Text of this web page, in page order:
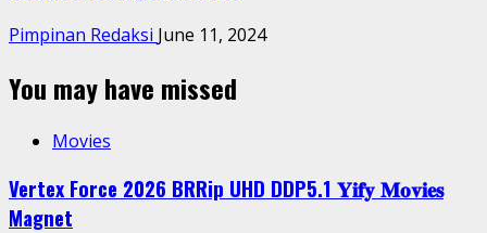
Pimpinan Redaksi June 11, 2024
You may have missed
Movies
Vertex Force 2026 BRRip UHD DDP5.1 𝐘𝐢𝐟𝐲 𝐌𝐨𝐯𝐢𝐞𝐬
Magnet